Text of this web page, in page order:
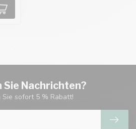
Sie Nachrichten?
Sie sofort 5 % Rabatt!